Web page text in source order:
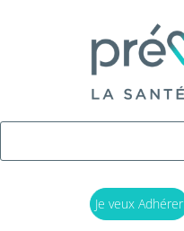
Je veux Adhérer